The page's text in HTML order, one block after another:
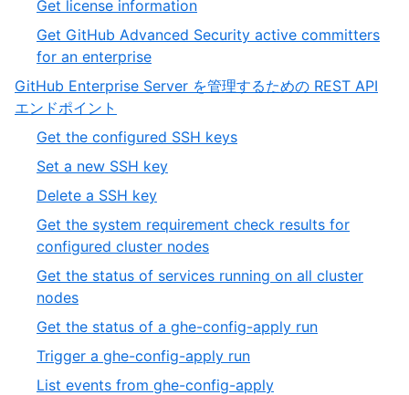
Get license information
Get GitHub Advanced Security active committers
for an enterprise
GitHub Enterprise Server を管理するための REST API
エンドポイント
Get the configured SSH keys
Set a new SSH key
Delete a SSH key
Get the system requirement check results for
configured cluster nodes
Get the status of services running on all cluster
nodes
Get the status of a ghe-config-apply run
Trigger a ghe-config-apply run
List events from ghe-config-apply